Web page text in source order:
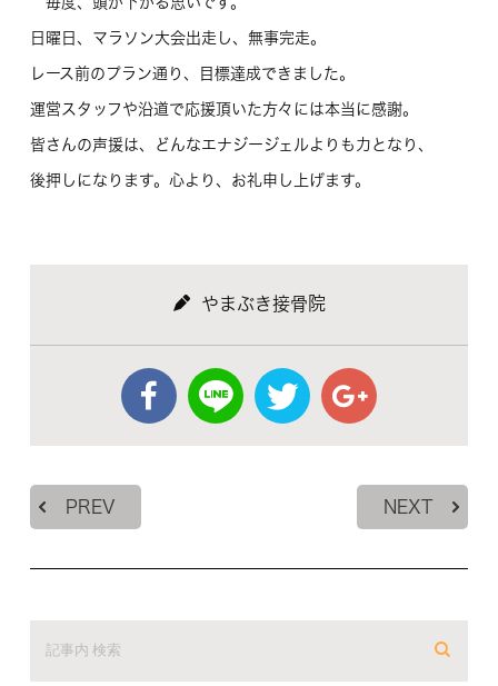
日曜日、マラソン大会出走し、無事完走。
レース前のプラン通り、目標達成できました。
運営スタッフや沿道で応援頂いた方々には本当に感謝。
皆さんの声援は、どんなエナジージェルよりも力となり、
後押しになります。心より、お礼申し上げます。
やまぶき接骨院
PREV NEXT